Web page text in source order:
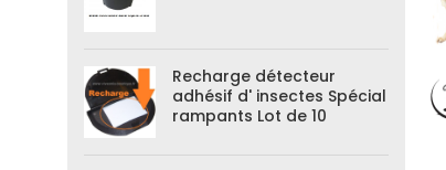
Recharge détecteur
adhésif d' insectes Spécial
rampants Lot de 10